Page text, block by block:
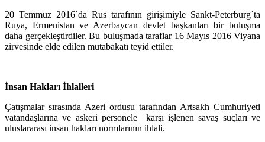
20 Temmuz 2016`da Rus tarafının girişimiyle Sankt-Peterburg`ta
Ruya, Ermenistan ve Azerbaycan devlet başkanları bir buluşma
daha gerçekleştirdiler. Bu buluşmada taraflar 16 Mayıs 2016 Viyana
zirvesinde elde edilen mutabakatı teyid ettiler.
İnsan Hakları İhlalleri
Çatışmalar sırasında Azeri ordusu tarafından Artsakh Cumhuriyeti
vatandaşlarına ve askeri personele karşı işlenen savaş suçları ve
uluslararası insan hakları normlarının ihlali.